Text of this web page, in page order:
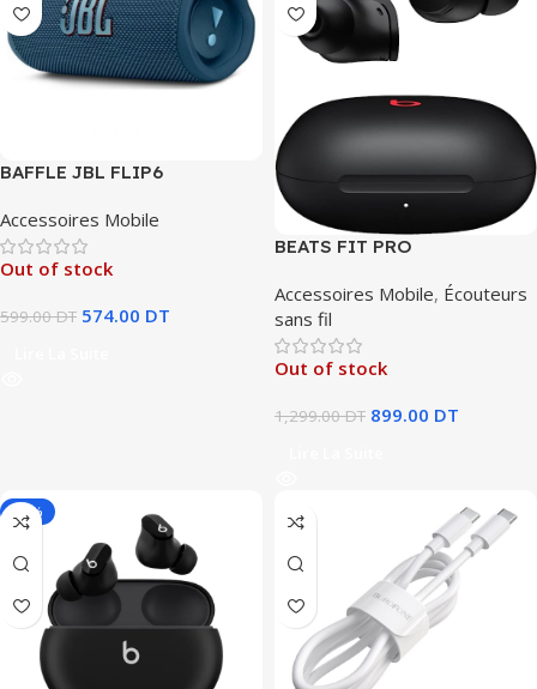
BAFFLE JBL FLIP6
Accessoires Mobile
Out of stock
599.00DT 574.00 DT
BEATS FIT PRO
Accessoires Mobile, Écouteurs
sans fil
Out of stock
1,299.00DT 899.00 DT
-19%